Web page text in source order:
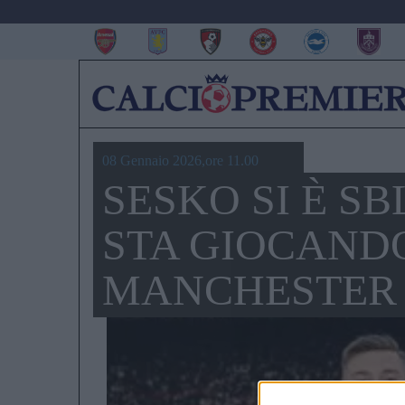
08 Gennaio 2026,ore 11.00
SESKO SI È
STA